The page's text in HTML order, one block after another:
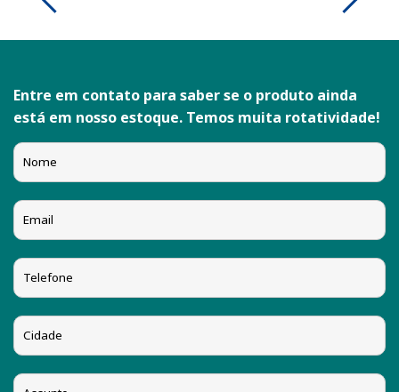
Entre em contato para saber se o produto ainda
está em nosso estoque. Temos muita rotatividade!